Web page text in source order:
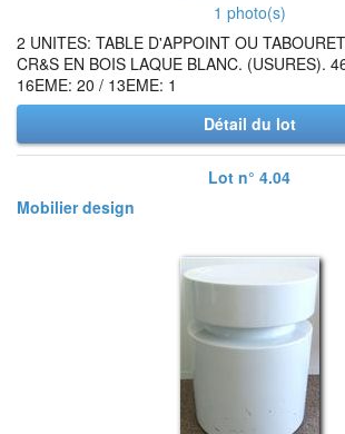
1 photo(s)
2 UNITES: TABLE D'APPOINT OU
CR&S EN BOIS LAQUE BLANC. (USURES).
16EME: 20 / 13EME: 1
Détail du lot
Lot n° 4.04
Mobilier design